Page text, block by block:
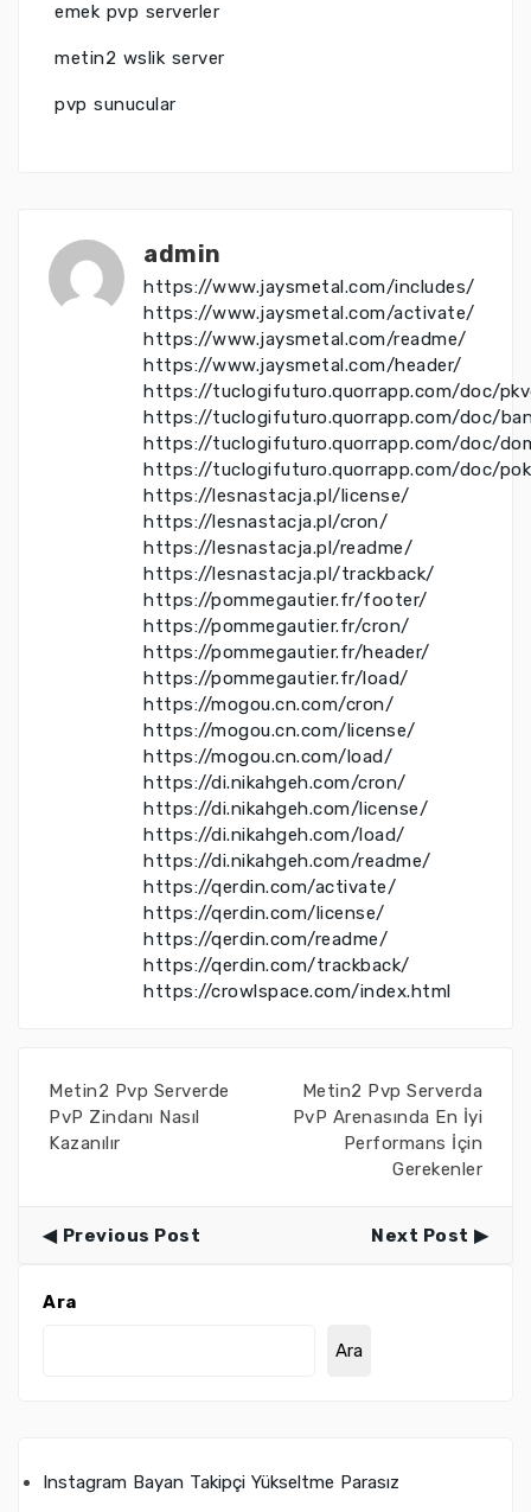
emek pvp serverler
metin2 wslik server
pvp sunucular
admin
https://www.jaysmetal.com/includes/
https://www.jaysmetal.com/activate/
https://www.jaysmetal.com/readme/
https://www.jaysmetal.com/header/
https://tuclogifuturo.quorrapp.com/doc/
https://tuclogifuturo.quorrapp.com/doc/
https://tuclogifuturo.quorrapp.com/doc/
https://tuclogifuturo.quorrapp.com/doc/
https://lesnastacja.pl/license/
https://lesnastacja.pl/cron/
https://lesnastacja.pl/readme/
https://lesnastacja.pl/trackback/
https://pommegautier.fr/footer/
https://pommegautier.fr/cron/
https://pommegautier.fr/header/
https://pommegautier.fr/load/
https://mogou.cn.com/cron/
https://mogou.cn.com/license/
https://mogou.cn.com/load/
https://di.nikahgeh.com/cron/
https://di.nikahgeh.com/license/
https://di.nikahgeh.com/load/
https://di.nikahgeh.com/readme/
https://qerdin.com/activate/
https://qerdin.com/license/
https://qerdin.com/readme/
https://qerdin.com/trackback/
https://crowlspace.com/index.html
Metin2 Pvp Serverde
PvP Zindanı Nasıl
Kazanılır
Metin2 Pvp Serverda
PvP Arenasında En İyi
Performans İçin
Gerekenler
Previous Post Next Post
Ara
Ara
Instagram Bayan Takipçi Yükseltme Parasız